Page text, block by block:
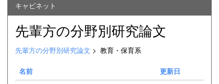
キャビネット
先輩方の分野別研究論文
先輩方の分野別研究論文 > 教育・保育系
名前
更新日